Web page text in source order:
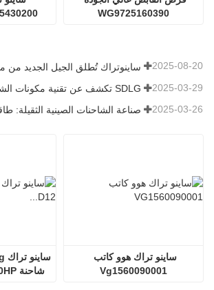
WG9725160390
2025-08-20
2025-03-29
2025-03-26
Vg1560090001